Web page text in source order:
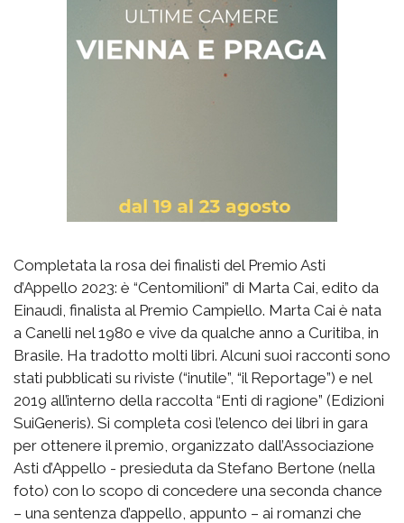
Completata la rosa dei finalisti del Premio Asti
d’Appello 2023: è “Centomilioni” di Marta Cai, edito da
Einaudi, finalista al Premio Campiello. Marta Cai è nata
a Canelli nel 1980 e vive da qualche anno a Curitiba, in
Brasile. Ha tradotto molti libri. Alcuni suoi racconti sono
stati pubblicati su riviste (“inutile”, “il Reportage”) e nel
2019 all’interno della raccolta “Enti di ragione” (Edizioni
SuiGeneris). Si completa così l’elenco dei libri in gara
per ottenere il premio, organizzato dall’Associazione
Asti d’Appello - presieduta da Stefano Bertone (nella
foto) con lo scopo di concedere una seconda chance
– una sentenza d’appello, appunto – ai romanzi che